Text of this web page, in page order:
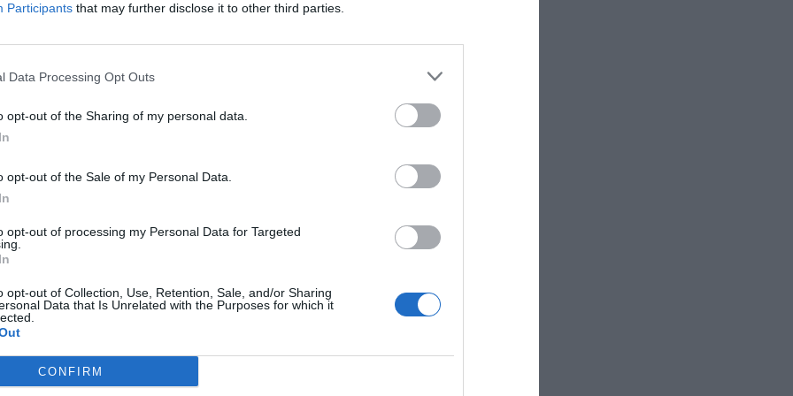
Participants that may further disclose it to other third parties.
Data Processing Opt Outs
opt-out of the Sharing of my personal data.
opt-out of the Sale of my Personal Data.
opt-out of processing my Personal Data for Targeted
opt-out of Collection, Use, Retention, Sale, and/or Sharing
Data that Is Unrelated with the Purposes for which it
CONFIRM
más importantes de la EHF, comoel Europeo
, que se disputará en cinco sedes distintas, o el de este
estuvo presente en el Europeo de la categoría masculina
Alemania a primeros de este año. En ese evento,
vendió de manera centralizada el patrocinio de la manga
las selecciones participantes a Josera, marca alemana de
que lució su logotipo en este activo.
Intelligence
es la unidad de datos e inteligencia de mercado de
plataforma de datos monitoriza en tiempo real el negocio de
de fútbol y baloncesto de toda Europa, así como más de
de patrocinio en el mercado español, segmentados por
de activos, marcas, categorías de producto y valor